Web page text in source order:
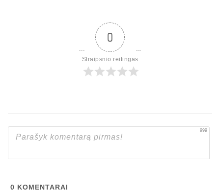
0
Straipsnio reitingas
999
0 KOMENTARAI